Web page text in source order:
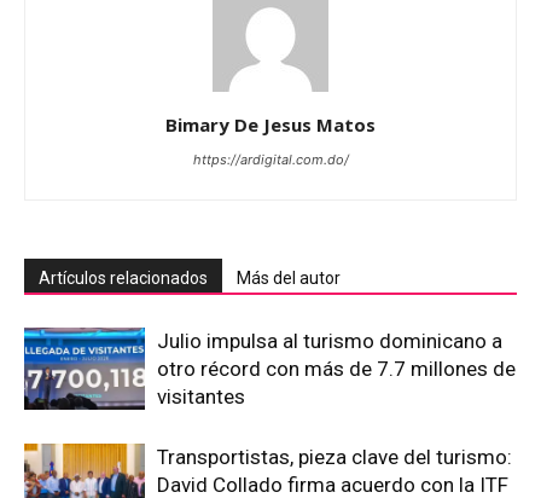
Bimary De Jesus Matos
https://ardigital.com.do/
Artículos relacionados Más del autor
Julio impulsa al turismo dominicano a
otro récord con más de 7.7 millones de
visitantes
Transportistas, pieza clave del turismo:
David Collado firma acuerdo con la ITF